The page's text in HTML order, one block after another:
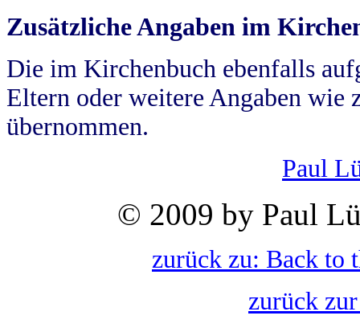
Zusätzliche Angaben im
Die im Kirchenbuch ebenfalls
Eltern oder weitere Angaben wie
übernommen.
Paul
© 2009 by Paul
zurück zu: Back to
zurück